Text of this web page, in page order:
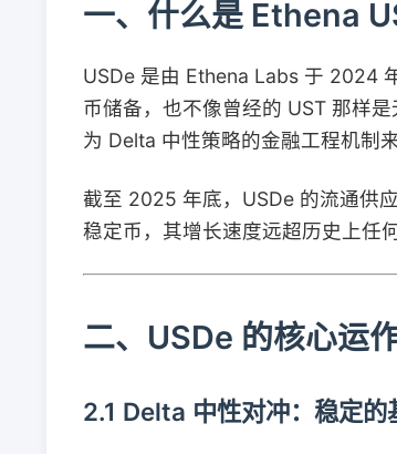
一、什么是 Ethena
USDe 是由 Ethena Labs 于 2024
币储备，也不像曾经的 UST 那样
为 Delta 中性策略的金融工程机制
截至 2025 年底，USDe 的流通供
稳定币，其增长速度远超历史上任
二、USDe 的核心运
2.1 Delta 中性对冲：稳定的